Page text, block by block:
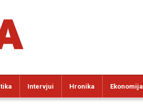
Intervjui Hronika Ekonomija